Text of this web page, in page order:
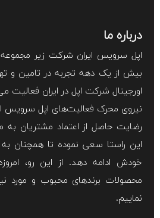
درباره ما
اپل سرویس ایران شرکت زیر مجموعه
بیش از یک دهه تجربه در تامین و
اورجینال شرکت اپل در ایران فعالیت
نیروی محرک فعالیت‌های اپل سرویس
رضایت حاصل از اعتماد مشتریان
این راستا سعی نموده تا همچنان
خودش ادامه دهد. از این رو،
محصولات برند‌های محبوب و مورد
نماییم.